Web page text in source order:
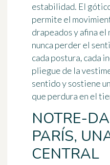
estabilidad. El
permite el
drapeados y afina el
nunca perder el
cada postura, cada
pliegue de la
sentido y sostiene
que perdura en el
NOTRE-
PARÍS,
CENTRAL